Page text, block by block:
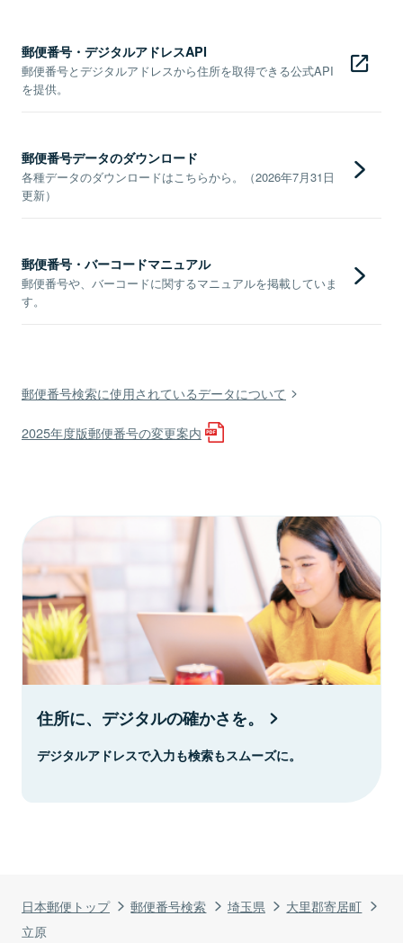
日本郵便トップ 郵便番号検索 埼玉県
大里郡寄居町
立原
郵便番号・デジタルアドレスAPI
郵便番号とデジタルアドレスから住所を取得できる公式API
を提供。
郵便番号データのダウンロード
各種データのダウンロードはこちらから。（2026年7月31日
更新）
郵便番号・バーコードマニュアル
郵便番号や、バーコードに関するマニュアルを掲載していま
す。
郵便番号検索に使用されているデータについて
2025年度版郵便番号の変更案内
住所に、デジタルの確かさを。
デジタルアドレスで入力も検索もスムーズに。